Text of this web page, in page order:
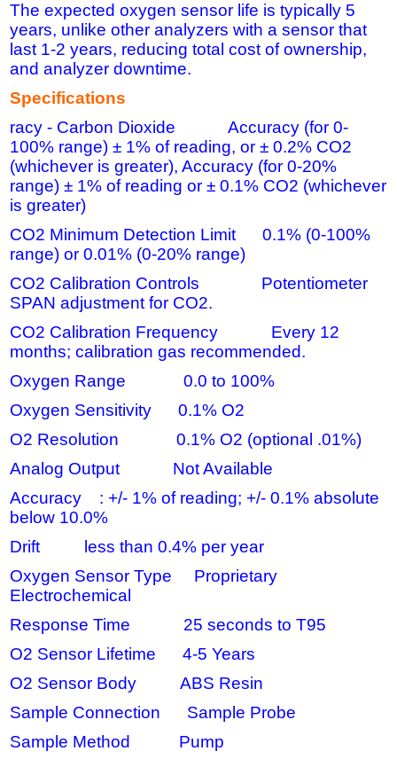
The expected oxygen sensor life is typically 5
years, unlike other analyzers with a sensor that
last 1-2 years, reducing total cost of ownership,
and analyzer downtime.
Specifications
racy - Carbon Dioxide Accuracy (for 0-
100% range) ± 1% of reading, or ± 0.2% CO2
(whichever is greater), Accuracy (for 0-20%
range) ± 1% of reading or ± 0.1% CO2 (whichever
is greater)
CO2 Minimum Detection Limit 0.1% (0-100%
range) or 0.01% (0-20% range)
CO2 Calibration Controls Potentiometer
SPAN adjustment for CO2.
CO2 Calibration Frequency Every 12
months; calibration gas recommended.
Oxygen Range 0.0 to 100%
Oxygen Sensitivity 0.1% O2
O2 Resolution 0.1% O2 (optional .01%)
Analog Output Not Available
Accuracy : +/- 1% of reading; +/- 0.1% absolute
below 10.0%
Drift less than 0.4% per year
Oxygen Sensor Type Proprietary
Electrochemical
Response Time 25 seconds to T95
O2 Sensor Lifetime 4-5 Years
O2 Sensor Body ABS Resin
Sample Connection Sample Probe
Sample Method Pump